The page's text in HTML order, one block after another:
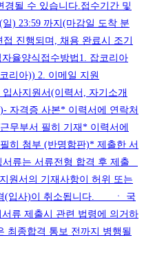
될 수 있습니다.접수기간 및
) 23:59 까지(마감일 도착 분
진행되며, 채용 완료시 조기
율양식접수방법1. 잡코리아
리아)) 2. 이메일 지원
입사지원서(이력서, 자기소개
자격증 사본* 이력서에 연락처
무부서 필히 기재* 이력서에
히 첨부 (반명함판)* 제출한 서
류는 서류전형 합격 후 제출
의 기재사항이 허위 또는
(입사)이 취소됩니다. ㆍ 국
류 제출시 관련 법령에 의거하
종합격 통보 전까지 병행될